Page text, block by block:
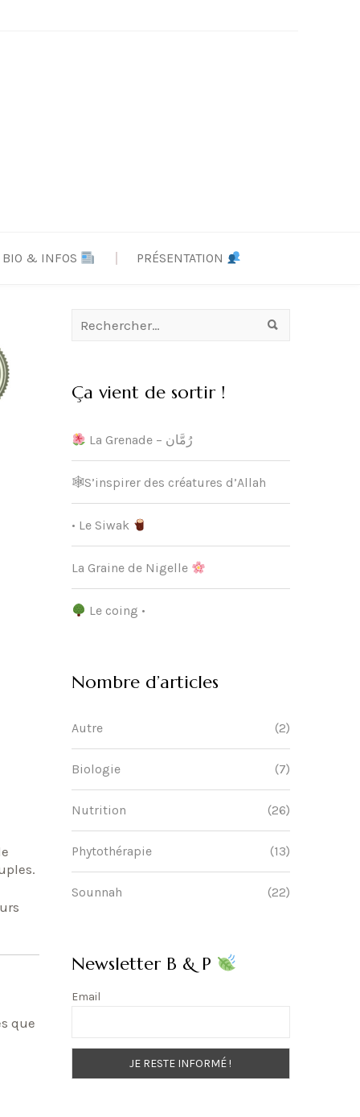
BIO & INFOS PRÉSENTATION
que
Ça vient de sortir !
La Grenade – رُمَّان
🕸S’inspirer des créatures d’Allah
• Le Siwak
La Graine de Nigelle
Le coing •
Nombre d’articles
Autre (2)
Biologie (7)
Nutrition (26)
Phytothérapie (13)
Sounnah (22)
Newsletter B & P
Email